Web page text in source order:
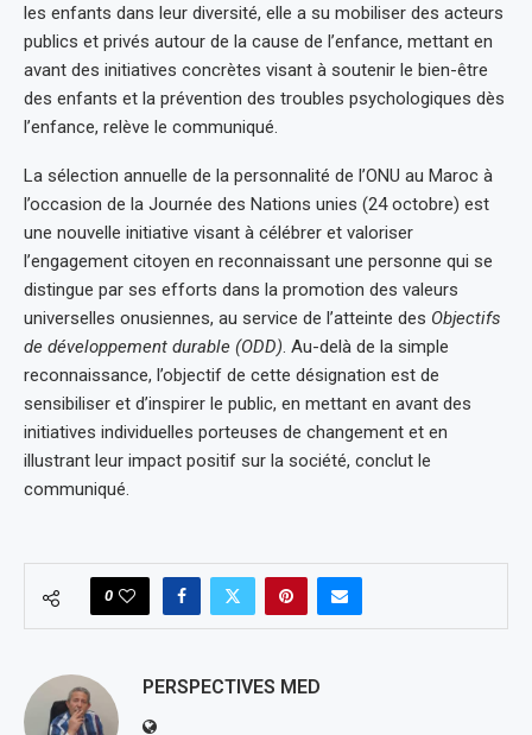
les enfants dans leur diversité, elle a su mobiliser des acteurs
publics et privés autour de la cause de l’enfance, mettant en
avant des initiatives concrètes visant à soutenir le bien-être
des enfants et la prévention des troubles psychologiques dès
l’enfance, relève le communiqué.
La sélection annuelle de la personnalité de l’ONU au Maroc à
l’occasion de la Journée des Nations unies (24 octobre) est
une nouvelle initiative visant à célébrer et valoriser
l’engagement citoyen en reconnaissant une personne qui se
distingue par ses efforts dans la promotion des valeurs
universelles onusiennes, au service de l’atteinte des Objectifs
de développement durable (ODD). Au-delà de la simple
reconnaissance, l’objectif de cette désignation est de
sensibiliser et d’inspirer le public, en mettant en avant des
initiatives individuelles porteuses de changement et en
illustrant leur impact positif sur la société, conclut le
communiqué.
0
PERSPECTIVES MED